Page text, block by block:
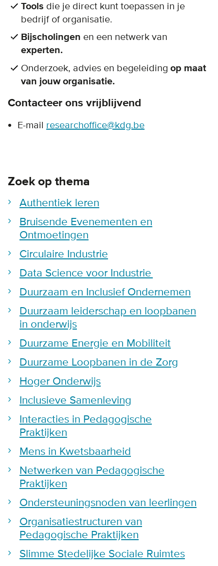
Tools die je direct kunt toepassen in je
bedrijf of organisatie.
Bijscholingen en een netwerk van
experten.
Onderzoek, advies en begeleiding op maat
van jouw organisatie.
Contacteer ons vrijblijvend
E-mail researchoffice@kdg.be
Zoek op thema
Authentiek leren
Bruisende Evenementen en
Ontmoetingen
Circulaire Industrie
Data Science voor Industrie
Duurzaam en Inclusief Ondernemen
Duurzaam leiderschap en loopbanen
in onderwijs
Duurzame Energie en Mobiliteit
Duurzame Loopbanen in de Zorg
Hoger Onderwijs
Inclusieve Samenleving
Interacties in Pedagogische
Praktijken
Mens in Kwetsbaarheid
Netwerken van Pedagogische
Praktijken
Ondersteuningsnoden van leerlingen
Organisatiestructuren van
Pedagogische Praktijken
Slimme Stedelijke Sociale Ruimtes